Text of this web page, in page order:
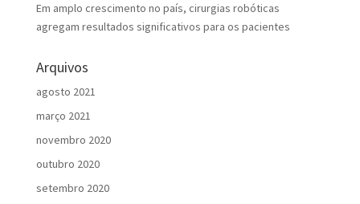
Em amplo crescimento no país, cirurgias robóticas
agregam resultados significativos para os pacientes
Arquivos
agosto 2021
março 2021
novembro 2020
outubro 2020
setembro 2020